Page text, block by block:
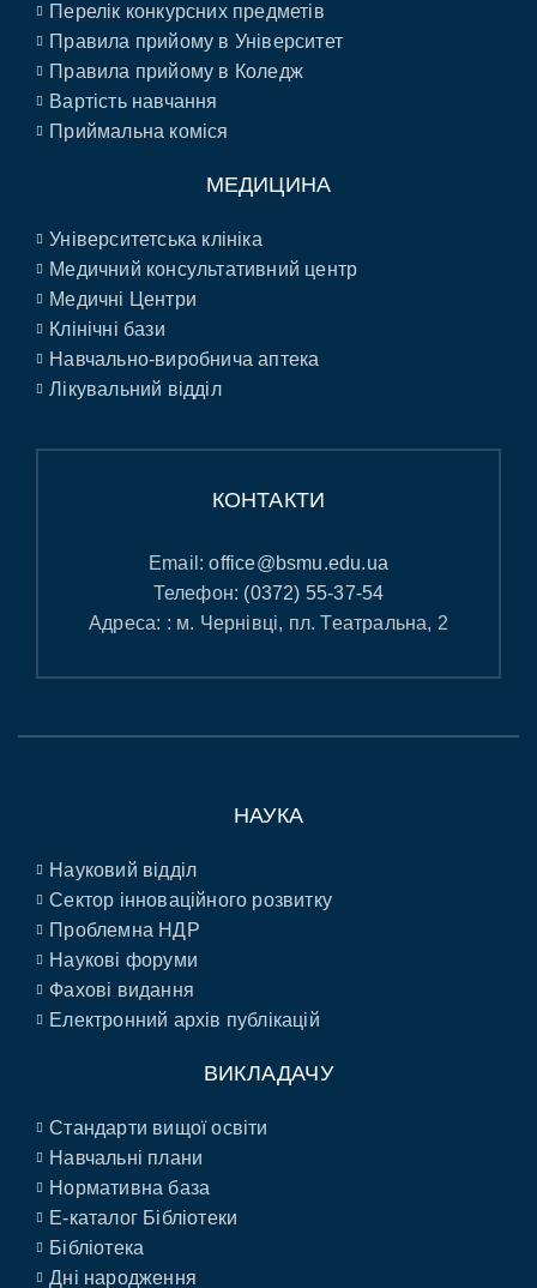
Перелік конкурсних предметів
Правила прийому в Університет
Правила прийому в Коледж
Вартість навчання
Приймальна коміся
МЕДИЦИНА
Університетська клініка
Медичний консультативний центр
Медичні Центри
Клінічні бази
Навчально-виробнича аптека
Лікувальний відділ
КОНТАКТИ
Email:office@bsmu.edu.ua
Телефон: (0372) 55-37-54
Адреса: : м. Чернівці, пл. Театральна, 2
НАУКА
Науковий відділ
Сектор інноваційного розвитку
Проблемна НДР
Наукові форуми
Фахові видання
Електронний архів публікацій
ВИКЛАДАЧУ
Стандарти вищої освіти
Навчальні плани
Нормативна база
E-каталог Бібліотеки
Бібліотека
Дні народження